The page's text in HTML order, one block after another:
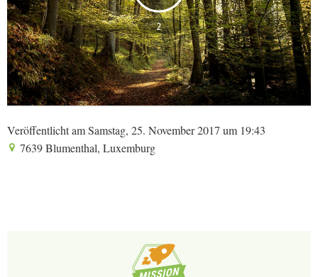
2
Veröffentlicht am Samstag, 25. November 2017 um 19:43
7639 Blumenthal, Luxemburg